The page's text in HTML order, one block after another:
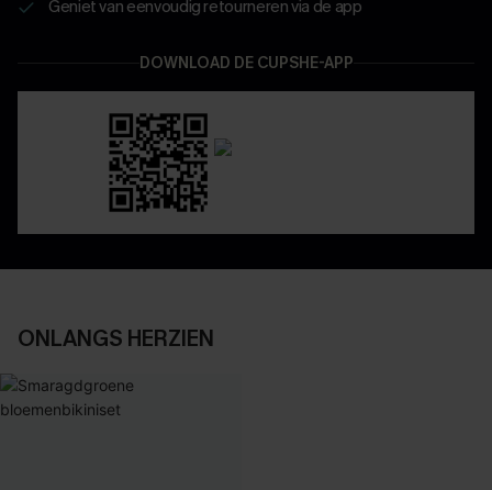
Geniet van eenvoudig retourneren via de app
DOWNLOAD DE CUPSHE-APP
ONLANGS HERZIEN